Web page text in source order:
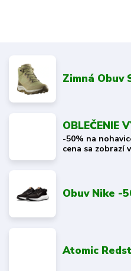
Zimná Obuv
OBLEČENIE
-50% na
cena sa zobrazí
Obuv Nike -
Atomic